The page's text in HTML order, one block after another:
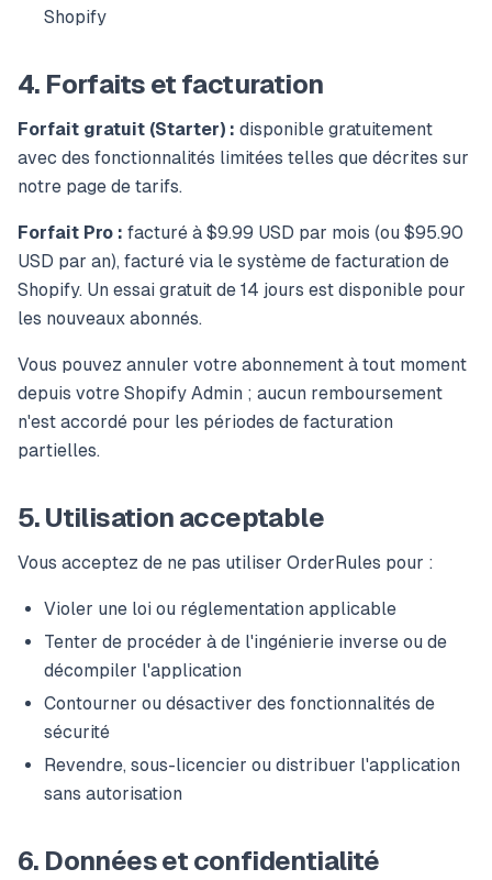
Shopify
4. Forfaits et facturation
Forfait gratuit (Starter) : disponible gratuitement
avec des fonctionnalités limitées telles que décrites sur
notre page de tarifs.
Forfait Pro : facturé à $9.99 USD par mois (ou $95.90
USD par an), facturé via le système de facturation de
Shopify. Un essai gratuit de 14 jours est disponible pour
les nouveaux abonnés.
Vous pouvez annuler votre abonnement à tout moment
depuis votre Shopify Admin ; aucun remboursement
n'est accordé pour les périodes de facturation
partielles.
5. Utilisation acceptable
Vous acceptez de ne pas utiliser OrderRules pour :
Violer une loi ou réglementation applicable
Tenter de procéder à de l'ingénierie inverse ou de
décompiler l'application
Contourner ou désactiver des fonctionnalités de
sécurité
Revendre, sous-licencier ou distribuer l'application
sans autorisation
6. Données et confidentialité